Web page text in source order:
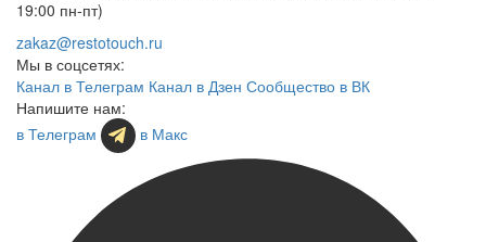
19:00 пн-пт)
zakaz@restotouch.ru
Мы в соцсетях:
Канал в Телеграм Канал в Дзен Сообщество в ВК
Напишите нам:
в Телеграм
в Макс